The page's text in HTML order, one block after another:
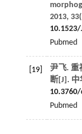
2013, 33
10.1523/
Pubmed
[19]
尹飞. 重
断[J]. 中
Pubmed